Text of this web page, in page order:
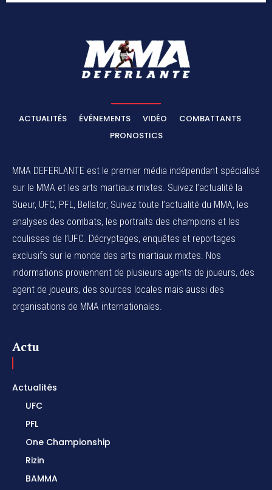
ACTUALITÉS ÉVÉNEMENTS VIDÉO
COMBATTANTS
PRONOSTICS
MMA DEFERLANTE est le premier média indépendant spécialisé
sur le MMA et les arts martiaux mixtes. Suivez l’actualité la
Sueur, UFC, PFL, Bellator, Suivez toute l’actualité du MMA, les
analyses des combats, les portraits des champions et les
coulisses de l’UFC. Décryptages, enquêtes et reportages
exclusifs sur le monde des arts martiaux mixtes. Nos
indormations proviennent de plusieurs agents de joueurs, des
agent de joueurs, des sources locales mais aussi des
organisations de MMA internationales.
Actu
Actualités
UFC
PFL
One Championship
Rizin
BAMMA